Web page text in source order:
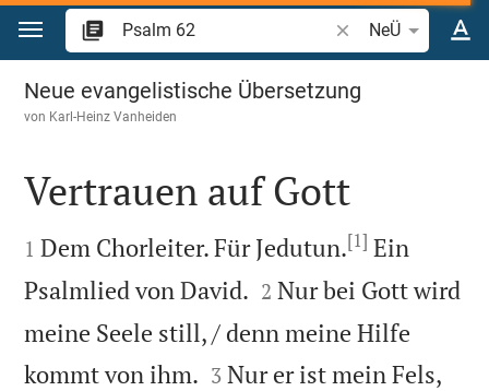
Zum Inhalt springen
Bibelstelle oder
NeÜ
Psalm 62
Neue evangelistische Übersetzung
von Karl-Heinz Vanheiden

Vertrauen auf Gott

1 Dem Chorleiter. Für Jedutun.[1] Ein
Psalmlied von David. 

2 Nur bei Gott wird
meine Seele still, / denn meine Hilfe
kommt von ihm. 

3 Nur er ist mein Fels,